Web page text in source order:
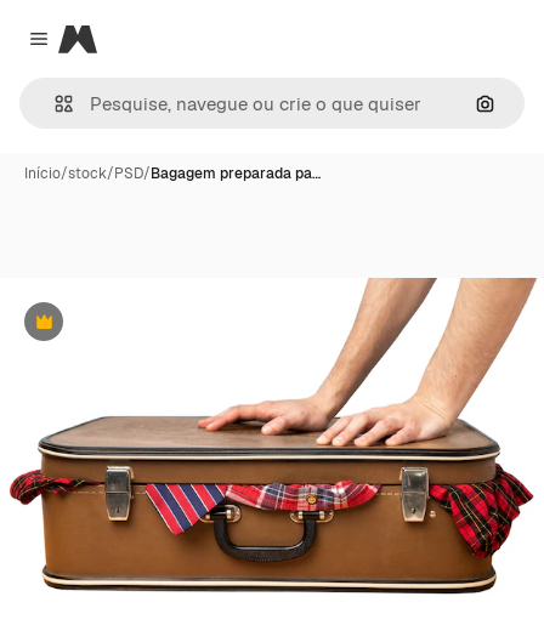
Close menu
Magnific
Início/stock/PSD/Bagagem preparada pa…
Premium